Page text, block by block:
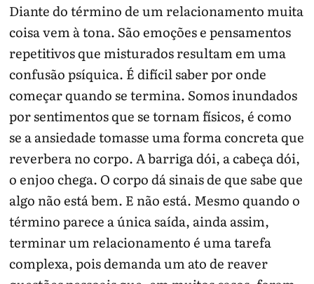
Diante do término de um relacionamento muita
coisa vem à tona. São emoções e pensamentos
repetitivos que misturados resultam em uma
confusão psíquica. É difícil saber por onde
começar quando se termina. Somos inundados
por sentimentos que se tornam físicos, é como
se a ansiedade tomasse uma forma concreta que
reverbera no corpo. A barriga dói, a cabeça dói,
o enjoo chega. O corpo dá sinais de que sabe que
algo não está bem. E não está. Mesmo quando o
término parece a única saída, ainda assim,
terminar um relacionamento é uma tarefa
complexa, pois demanda um ato de reaver